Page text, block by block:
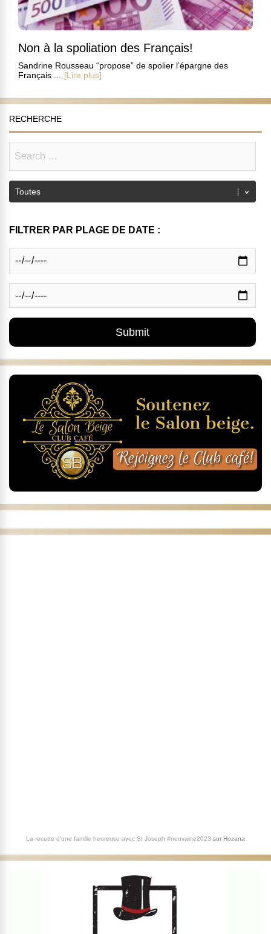
Non à la spoliation des Français!
Sandrine Rousseau “propose” de spolier l’épargne des
Français ...
[Lire plus]
RECHERCHE
FILTRER PAR PLAGE DE DATE :
La recette d'une famille heureuse avec St Joseph #neuvaine2023 sur Hozana